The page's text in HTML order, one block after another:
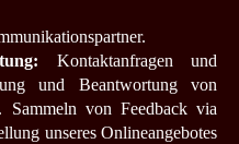
Kontaktanfragen und
und Beantwortung von
Sammeln von Feedback via
unseres Onlineangebotes